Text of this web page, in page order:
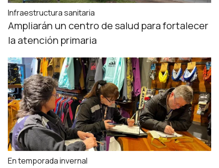
Infraestructura sanitaria
Ampliarán un centro de salud para fortalecer
la atención primaria
En temporada invernal